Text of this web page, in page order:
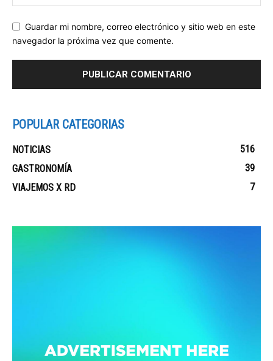
Guardar mi nombre, correo electrónico y sitio web en este
navegador la próxima vez que comente.
POPULAR CATEGORIAS
NOTICIAS
516
GASTRONOMÍA
39
VIAJEMOS X RD
7